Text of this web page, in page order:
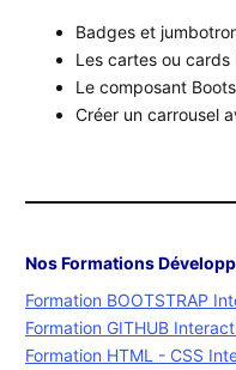
Badges et
Les cartes ou cards
Le composant
Créer un carrousel
Nos Formations
Formation BOOTSTRAP
Formation GITHUB
Formation HTML - CSS